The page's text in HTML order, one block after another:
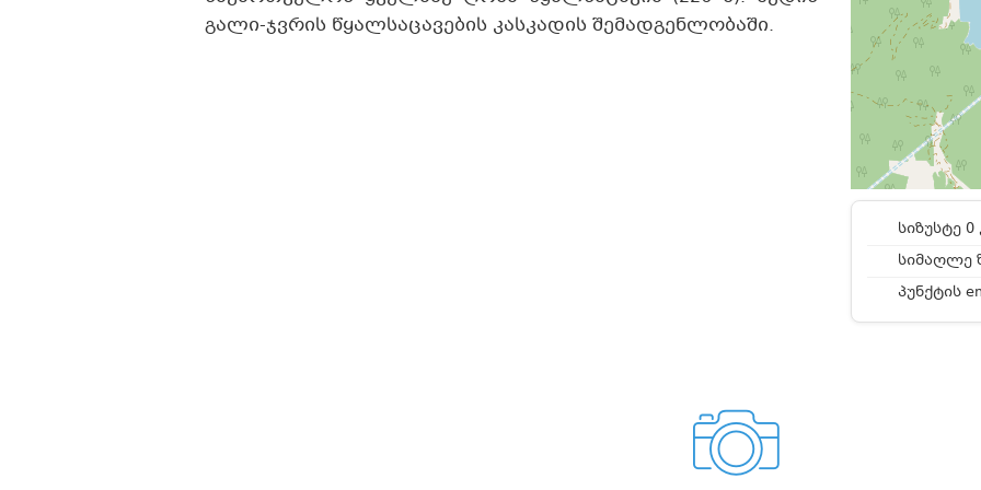
სიზუსტე 0
სიმაღლე
პუნქტის
გალი-ჯვრის წყალსაცავების კასკადის შემადგენლობაში.